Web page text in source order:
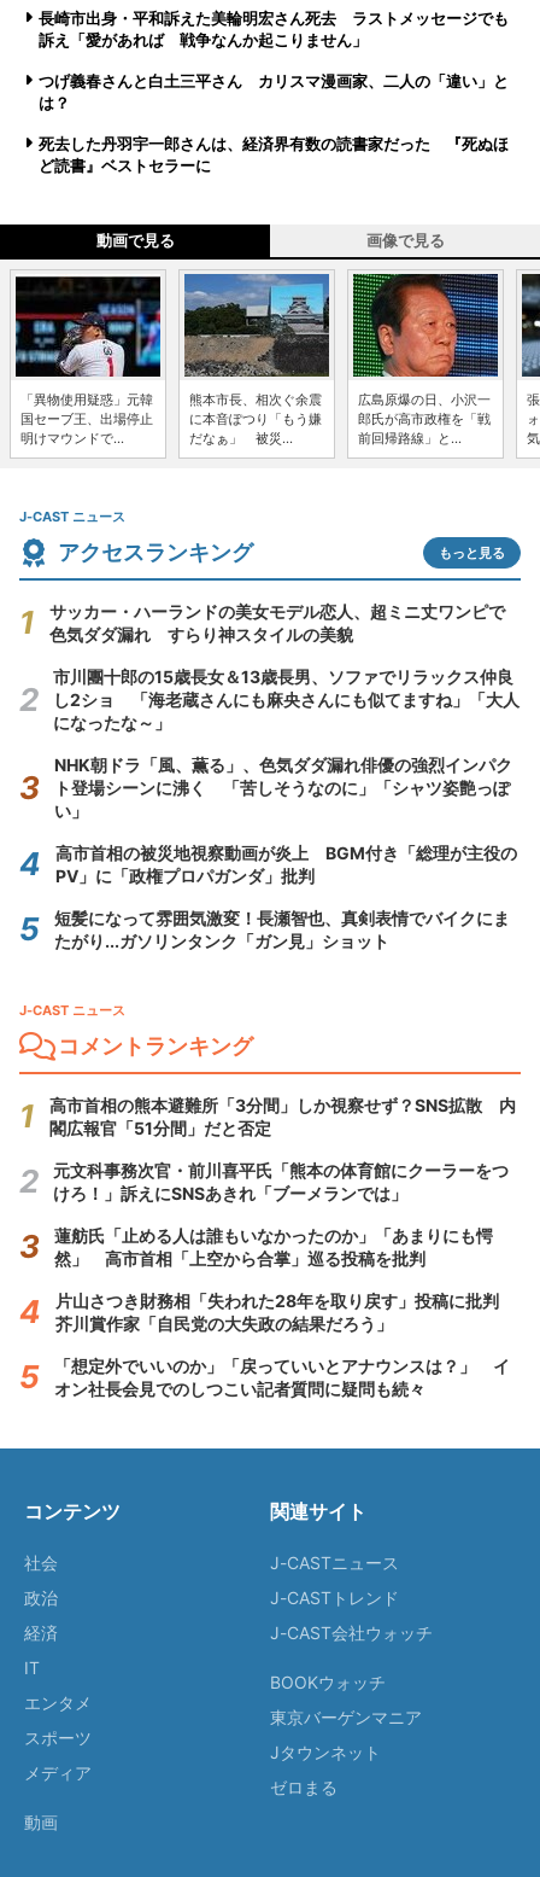
長崎市出身・平和訴えた美輪明宏さん死去 ラストメッセージでも
訴え「愛があれば 戦争なんか起こりません」
つげ義春さんと白土三平さん カリスマ漫画家、二人の「違い」と
は？
死去した丹羽宇一郎さんは、経済界有数の読書家だった 『死ぬほ
ど読書』ベストセラーに
動画で見る 画像で見る
「異物使用疑惑」元韓
国セーブ王、出場停止
明けマウンドで...
熊本市長、相次ぐ余震
に本音ぽつり「もう嫌
だなぁ」 被災...
広島原爆の日、小沢一
郎氏が高市政権を「戦
前回帰路線」と...
J-CAST ニュース
アクセスランキング もっと見る
サッカー・ハーランドの美女モデル恋人、超ミニ丈ワンピで
色気ダダ漏れ すらり神スタイルの美貌
市川團十郎の15歳長女＆13歳長男、ソファでリラックス仲良
し2ショ 「海老蔵さんにも麻央さんにも似てますね」「大人
になったな～」
NHK朝ドラ「風、薫る」、色気ダダ漏れ俳優の強烈インパク
ト登場シーンに沸く 「苦しそうなのに」「シャツ姿艶っぽ
い」
高市首相の被災地視察動画が炎上 BGM付き「総理が主役の
PV」に「政権プロパガンダ」批判
短髪になって雰囲気激変！長瀬智也、真剣表情でバイクにま
たがり...ガソリンタンク「ガン見」ショット
J-CAST ニュース
コメントランキング
高市首相の熊本避難所「3分間」しか視察せず？SNS拡散 内
閣広報官「51分間」だと否定
元文科事務次官・前川喜平氏「熊本の体育館にクーラーをつ
けろ！」訴えにSNSあきれ「ブーメランでは」
蓮舫氏「止める人は誰もいなかったのか」「あまりにも愕
然」 高市首相「上空から合掌」巡る投稿を批判
片山さつき財務相「失われた28年を取り戻す」投稿に批判
芥川賞作家「自民党の大失政の結果だろう」
「想定外でいいのか」「戻っていいとアナウンスは？」 イ
オン社長会見でのしつこい記者質問に疑問も続々
コンテンツ
社会
政治
経済
IT
エンタメ
スポーツ
メディア
動画
関連サイト
J-CASTニュース
J-CASTトレンド
J-CAST会社ウォッチ
BOOKウォッチ
東京バーゲンマニア
Jタウンネット
ゼロまる